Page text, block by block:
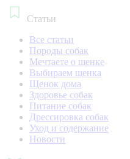
Статьи
Все статьи
Породы собак
Мечтаете о щенке
Выбираем щенка
Щенок дома
Здоровье собак
Питание собак
Дрессировка собак
Уход и содержание
Новости